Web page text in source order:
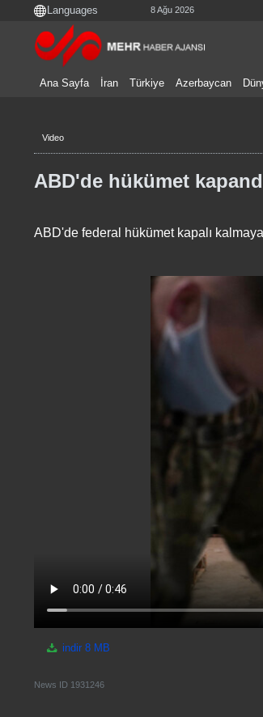
8 Ağu 2026
Ana Sayfa İran Türkiye Azerbaycan
Video
ABD'de hükümet
ABD'de federal hükümet kapalı
indir 8 MB
News ID 1931246